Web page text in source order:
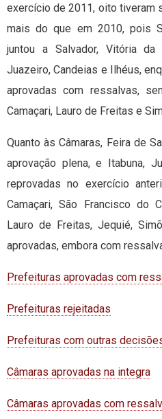
exercício de 2011, oito tiveram
mais do que em 2010, pois
juntou a Salvador, Vitória da
Juazeiro, Candeias e Ilhéus,
aprovadas com ressalvas,
Camaçari, Lauro de Freitas e
Quanto às Câmaras, Feira de
aprovação plena, e Itabuna,
reprovadas no exercício
Camaçari, São Francisco do
Lauro de Freitas, Jequié,
aprovadas, embora com
Prefeituras aprovadas com
Prefeituras rejeitadas
Prefeituras com outras
Câmaras aprovadas na integra
Câmaras aprovadas com